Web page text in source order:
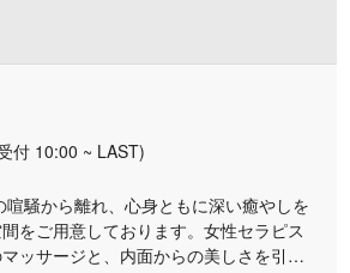
ので、日々溜まっていく疲れのケアと
め！気になる方は早速詳細をチェック
付 10:00 ~ LAST)
喧騒から離れ、心身ともに深い癒やしを
をご用意しております。女性セラピス
ッサージと、内面からの美しさを引き